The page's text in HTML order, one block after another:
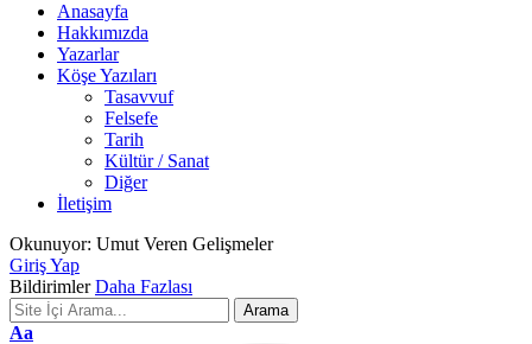
Anasayfa
Hakkımızda
Yazarlar
Köşe Yazıları
Tasavvuf
Felsefe
Tarih
Kültür / Sanat
Diğer
İletişim
Okunuyor: Umut Veren Gelişmeler
Giriş Yap
Bildirimler Daha Fazlası
Font
Aa